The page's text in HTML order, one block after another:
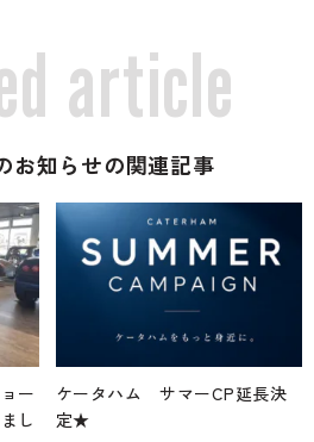
d article
お知らせの関連記事
ー
し
ケータハム サマーCP延長決
定★